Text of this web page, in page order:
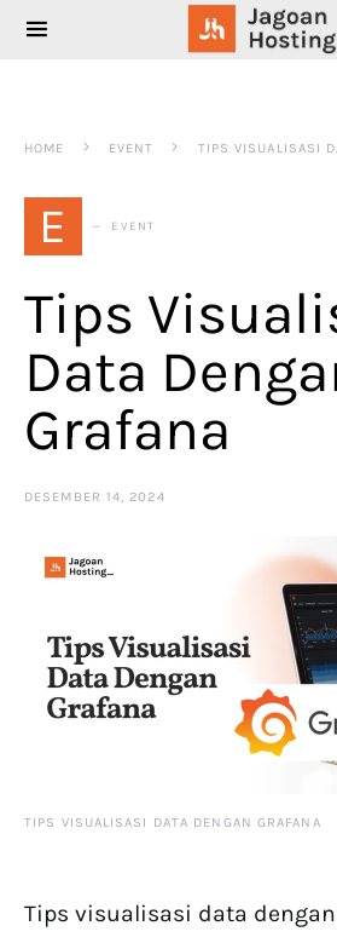
SEARCH FOR:
HOME EVENT TIPS VISUALISASI
E EVENT
Tips
Data
Grafana
DESEMBER 14, 2024
TIPS VISUALISASI DATA DENGAN GRAFANA
Tips visualisasi data